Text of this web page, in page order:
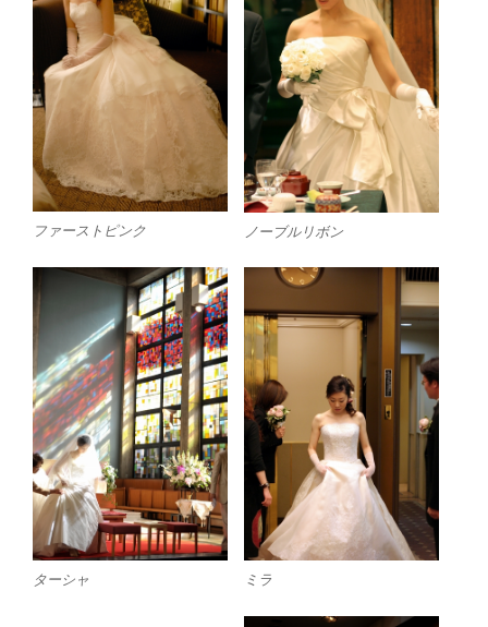
ファーストピンク ノーブルリボン
ターシャ ミラ